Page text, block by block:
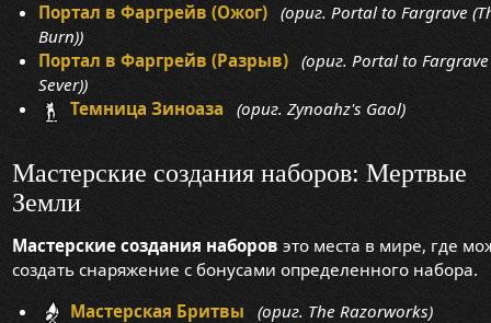
Портал в Фаргрейв (Ожог) (ориг. Portal to Fargrave
Burn))
Портал в Фаргрейв (Разрыв) (ориг. Portal to Fargrave
Sever))
Темница Зиноаза
(ориг. Zynoahz's Gaol)
Мастерские создания наборов: Мертвые
Земли
Мастерские создания наборов это места в мире, где
создать снаряжение с бонусами определенного набора.
Мастерская Бритвы
(ориг. The Razorworks)